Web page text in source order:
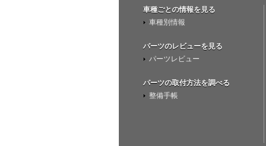
車種ごとの情報を見る
車種別情報
パーツのレビューを見る
パーツレビュー
パーツの取付方法を調べる
整備手帳